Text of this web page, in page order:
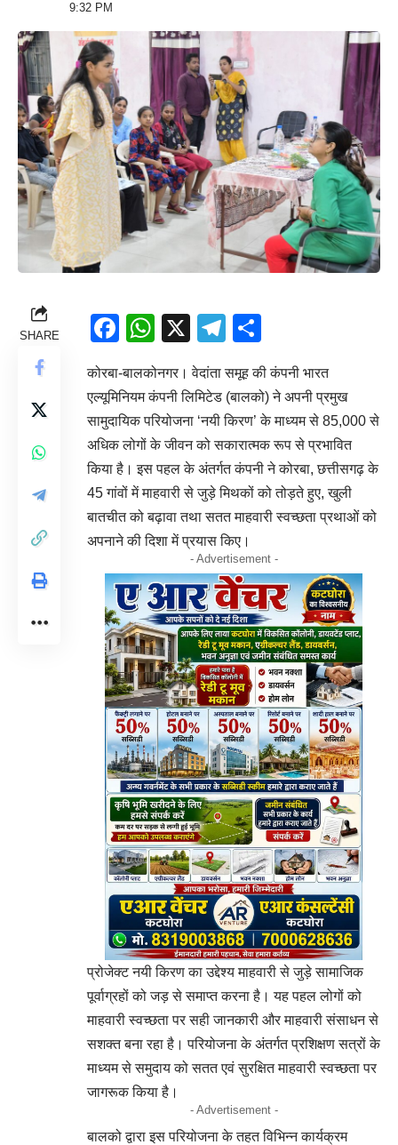
9:32 PM
SHARE Facebook
WhatsApp
X Telegram
कोरबा-बालकोनगर। वेदांता समूह की कंपनी भारत
एल्यूमिनियम कंपनी लिमिटेड (बालको) ने अपनी प्रमुख
सामुदायिक परियोजना ‘नयी किरण’ के माध्यम से 85,000 से
अधिक लोगों के जीवन को सकारात्मक रूप से प्रभावित
किया है। इस पहल के अंतर्गत कंपनी ने कोरबा, छत्तीसगढ़ के
45 गांवों में माहवारी से जुड़े मिथकों को तोड़ते हुए, खुली
बातचीत को बढ़ावा तथा सतत माहवारी स्वच्छता प्रथाओं को
अपनाने की दिशा में प्रयास किए।
- Advertisement -
प्रोजेक्ट नयी किरण का उद्देश्य माहवारी से जुड़े सामाजिक
पूर्वाग्रहों को जड़ से समाप्त करना है। यह पहल लोगों को
माहवारी स्वच्छता पर सही जानकारी और माहवारी संसाधन से
सशक्त बना रहा है। परियोजना के अंतर्गत प्रशिक्षण सत्रों के
माध्यम से समुदाय को सतत एवं सुरक्षित माहवारी स्वच्छता पर
जागरूक किया है।
- Advertisement -
बालको द्वारा इस परियोजना के तहत विभिन्न कार्यक्रम